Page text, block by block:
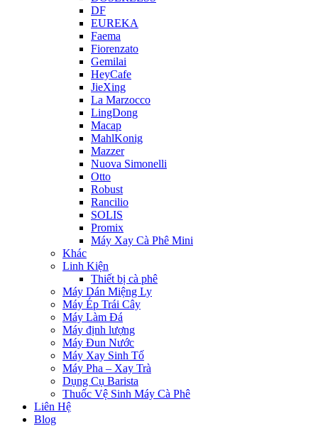
DF
EUREKA
Faema
Fiorenzato
Gemilai
HeyCafe
JieXing
La Marzocco
LingDong
Macap
MahlKonig
Mazzer
Nuova Simonelli
Otto
Robust
Rancilio
SOLIS
Promix
Máy Xay Cà Phê Mini
Khác
Linh Kiện
Thiết bị cà phê
Máy Dán Miệng Ly
Máy Ép Trái Cây
Máy Làm Đá
Máy định lượng
Máy Đun Nước
Máy Xay Sinh Tố
Máy Pha – Xay Trà
Dụng Cụ Barista
Thuốc Vệ Sinh Máy Cà Phê
Liên Hệ
Blog